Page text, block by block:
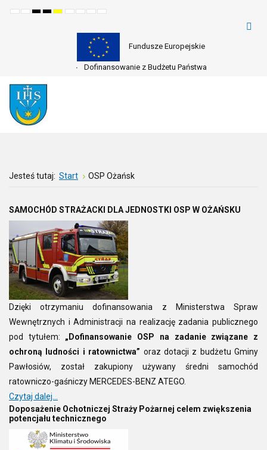
Default
NightHighHighHighSetSetMake
readable
Set
Fundusze Europejskie
Dofinansowanie z Budżetu Państwa
Jesteś tutaj: Start OSP Ożańsk
SAMOCHÓD STRAŻACKI DLA JEDNOSTKI OSP W OŻAŃSKU
Dzięki otrzymaniu dofinansowania z Ministerstwa Spraw
Wewnętrznych i Administracji na realizację zadania publicznego
pod tytułem: „Dofinansowanie OSP na zadanie związane z
ochroną ludności i ratownictwa” oraz dotacji z budżetu Gminy
Pawłosiów, został zakupiony używany średni samochód
ratowniczo-gaśniczy MERCEDES-BENZ ATEGO.
Czytaj dalej...
Doposażenie Ochotniczej Straży Pożarnej celem zwiększenia
potencjału technicznego